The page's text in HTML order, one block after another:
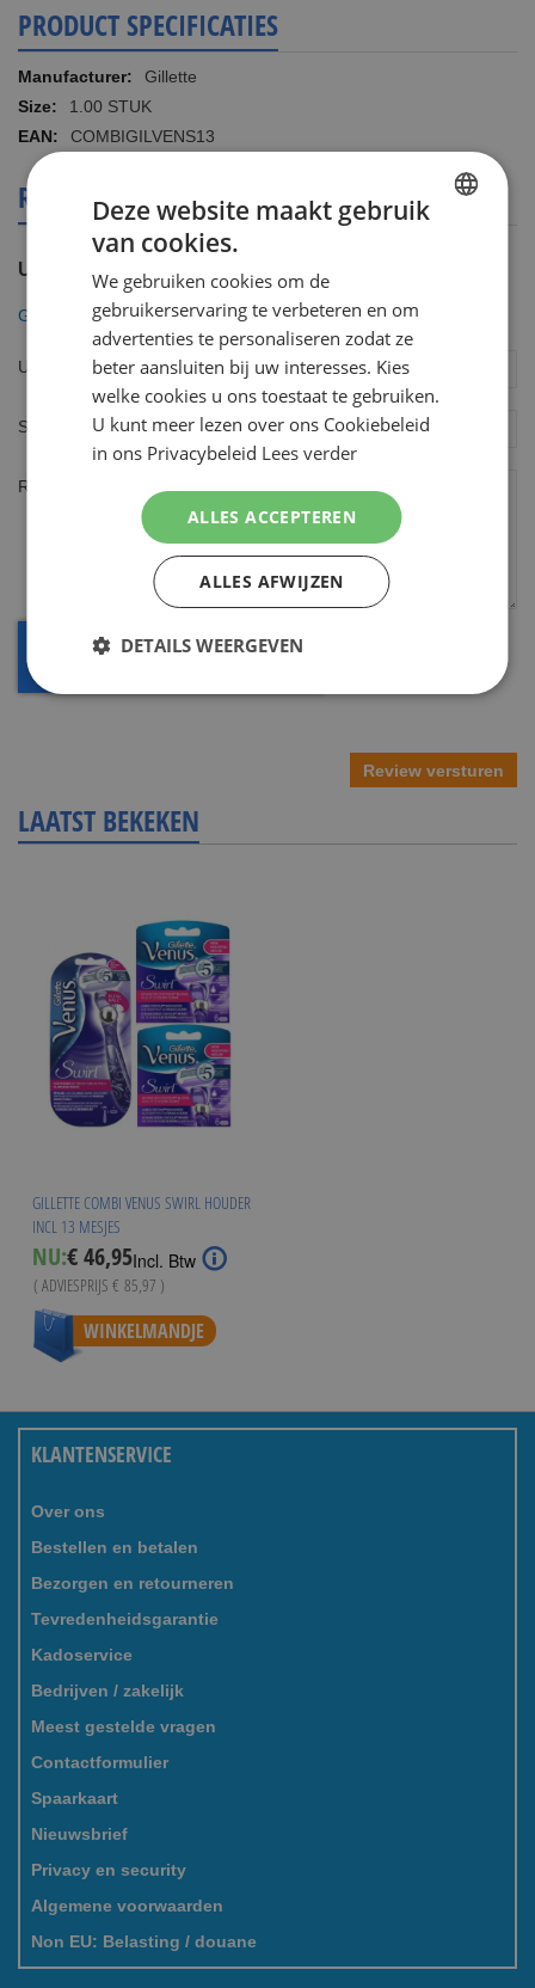
PRODUCT SPECIFICATIES
Meer
informatie
Gillette
1.00 STUK
COMBIGILVENS13
REVIEWS OVER DIT PRODUCT
U plaatst een review over:
Gillette Combi Venus Swirl Houder incl 13 mesjes
Uw naam
Samenvatting
Review
Review versturen
LAATST BEKEKEN
GILLETTE COMBI VENUS SWIRL HOUDER
INCL 13 MESJES
NU:Special
Price
€ 46,95Incl. Btw
( ADVIESPRIJS € 85,97 )
WINKELMANDJE
KLANTENSERVICE
Over ons
Bestellen en betalen
Bezorgen en retourneren
Tevredenheidsgarantie
Kadoservice
Bedrijven / zakelijk
Meest gestelde vragen
Contactformulier
Spaarkaart
Nieuwsbrief
Privacy en security
Algemene voorwaarden
Non EU: Belasting / douane
Deze website maakt gebruik
van cookies.
We gebruiken cookies om de
gebruikerservaring te verbeteren en om
advertenties te personaliseren zodat ze
beter aansluiten bij uw interesses. Kies
welke cookies u ons toestaat te gebruiken.
U kunt meer lezen over ons Cookiebeleid
in ons Privacybeleid Lees verder
ALLES ACCEPTEREN
ALLES AFWIJZEN
DETAILS WEERGEVEN